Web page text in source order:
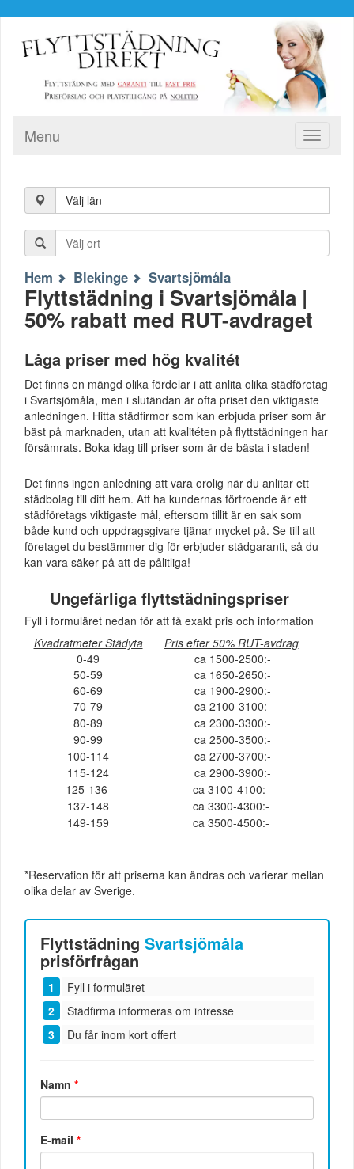
Toggle
Menu
Välj län
Hem Blekinge Svartsjömåla
Flyttstädning i Svartsjömåla |
50% rabatt med RUT-avdraget
Låga priser med hög kvalitét
Det finns en mängd olika fördelar i att anlita olika städföretag
i Svartsjömåla, men i slutändan är ofta priset den viktigaste
anledningen. Hitta städfirmor som kan erbjuda priser som är
bäst på marknaden, utan att kvalitéten på flyttstädningen har
försämrats. Boka idag till priser som är de bästa i staden!
Det finns ingen anledning att vara orolig när du anlitar ett
städbolag till ditt hem. Att ha kundernas förtroende är ett
städföretags viktigaste mål, eftersom tillit är en sak som
både kund och uppdragsgivare tjänar mycket på. Se till att
företaget du bestämmer dig för erbjuder städgaranti, så du
kan vara säker på att de pålitliga!
Ungefärliga flyttstädningspriser
Fyll i formuläret nedan för att få exakt pris och information
Kvadratmeter Städyta
Pris efter 50% RUT-avdrag
0-49
ca 1500-2500:-
50-59
ca 1650-2650:-
60-69
ca 1900-2900:-
70-79
ca 2100-3100:-
80-89
ca 2300-3300:-
90-99
ca 2500-3500:-
100-114
ca 2700-3700:-
115-124
ca 2900-3900:-
125-136
ca 3100-4100:-
137-148
ca 3300-4300:-
149-159
ca 3500-4500:-
*Reservation för att priserna kan ändras och varierar mellan
olika delar av Sverige.
FlyttstädningSvartsjömåla
prisförfrågan
Fyll i formuläret
Städfirma informeras om intresse
Du får inom kort offert
Namn*
E-mail*